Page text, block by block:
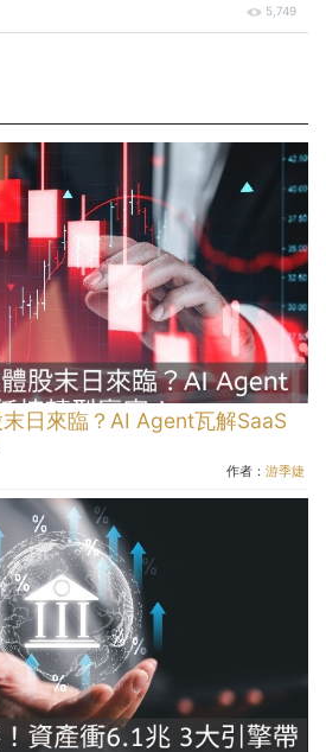
5,749
日來臨？AI Agent瓦解SaaS
作者： 游季婕